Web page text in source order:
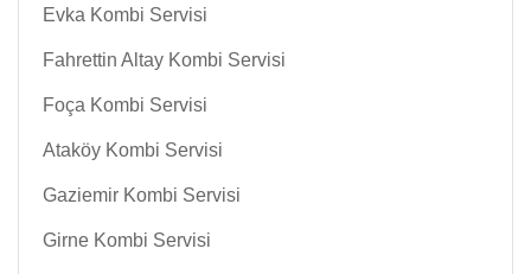
Evka Kombi Servisi
Fahrettin Altay Kombi Servisi
Foça Kombi Servisi
Ataköy Kombi Servisi
Gaziemir Kombi Servisi
Girne Kombi Servisi